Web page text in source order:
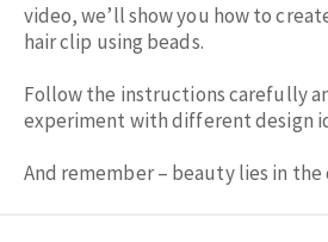
video, we’ll show you how to
hair clip using beads.
Follow the instructions carefully
experiment with different design
And remember – beauty lies in